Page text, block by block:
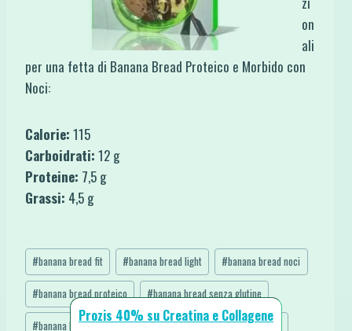
on
ali
per una fetta di Banana Bread Proteico e Morbido con
Noci:
Calorie: 115
Carboidrati: 12 g
Proteine: 7,5 g
Grassi: 4,5 g
Tag
articolo:
#banana bread fit #banana bread light #banana bread noci
#banana bread proteico #banana bread senza glutine
#banana bread vegan senza glutine #banana bread vegano
Prozis 40% su Creatina e Collagene